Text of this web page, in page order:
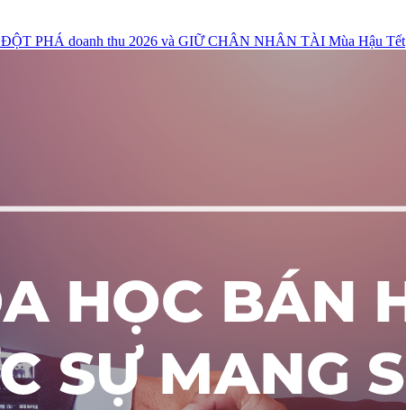
PHÁ doanh thu 2026 và GIỮ CHÂN NHÂN TÀI Mùa Hậu Tết